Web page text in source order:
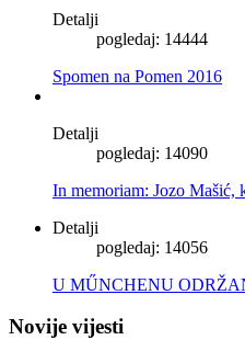
Detalji
pogledaj: 14444
Spomen na Pomen 2016
Detalji
pogledaj: 14090
In memoriam: Jozo
Detalji
pogledaj: 14056
U MŰNCHENU
Novije vijesti